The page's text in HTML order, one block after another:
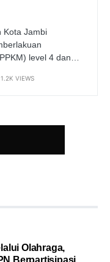
Kota Jambi
level 4 dan…
1.2K VIEWS
Olahraga,
Berpartisipasi